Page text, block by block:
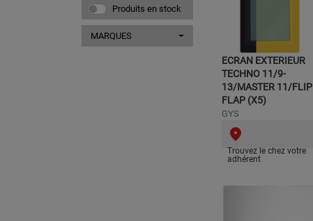
Produits en stock
MARQUES
ECRAN EXTERIEUR
TECHNO 11/9-
13/MASTER 11/FLIP
FLAP (X5)
GYS
Trouvez le chez votre
adhérent